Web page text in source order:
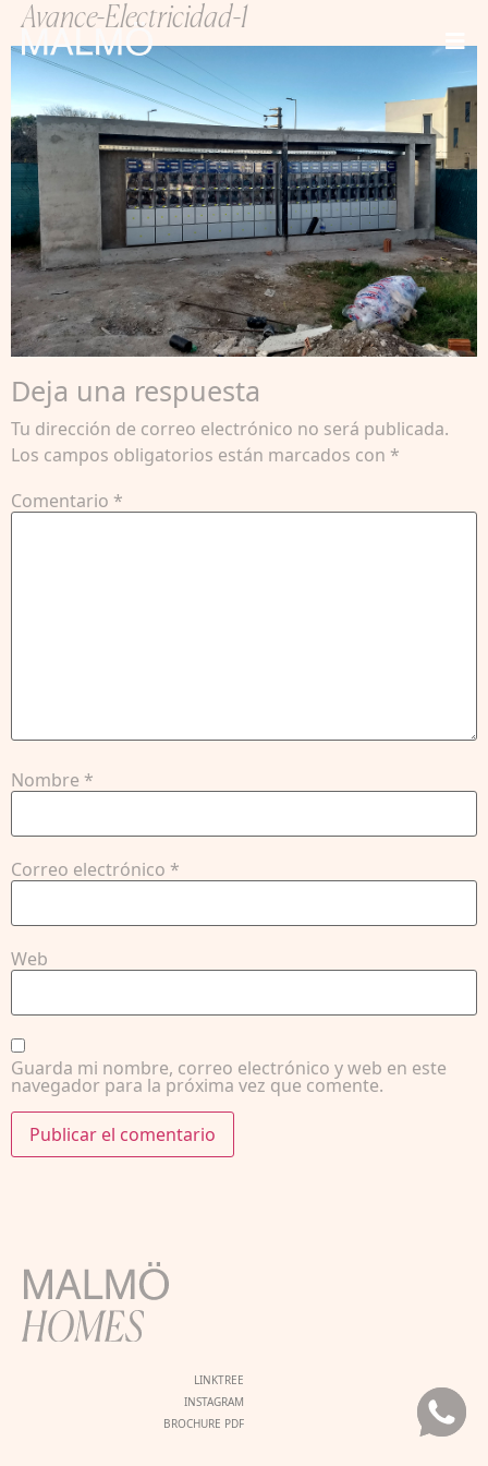
Avance-Electricidad-1
Deja una respuesta
Tu dirección de correo electrónico no será publicada.
Los campos obligatorios están marcados con *
Comentario *
Nombre *
Correo electrónico *
Web
Guarda mi nombre, correo electrónico y web en este
navegador para la próxima vez que comente.
LINKTREE
INSTAGRAM
BROCHURE PDF